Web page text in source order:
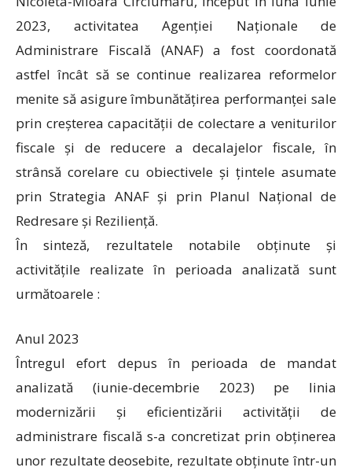
2023, activitatea Agenției Naționale de
Administrare Fiscală (ANAF) a fost coordonată
astfel încât să se continue realizarea reformelor
menite să asigure îmbunătățirea performanței sale
prin creșterea capacității de colectare a veniturilor
fiscale și de reducere a decalajelor fiscale, în
strânsă corelare cu obiectivele și țintele asumate
prin Strategia ANAF și prin Planul Național de
Redresare și Reziliență.
În sinteză, rezultatele notabile obținute și
activitățile realizate în perioada analizată sunt
următoarele :
Anul 2023
Întregul efort depus în perioada de mandat
analizată (iunie-decembrie 2023) pe linia
modernizării și eficientizării activității de
administrare fiscală s-a concretizat prin obținerea
unor rezultate deosebite, rezultate obținute într-un